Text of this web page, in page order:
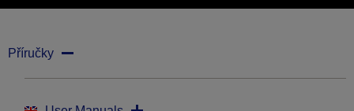
Příručky